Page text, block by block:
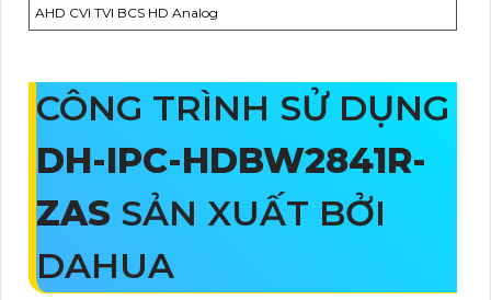
AHD CVI TVI BCS HD Analog
CÔNG TRÌNH SỬ DỤNG
DH-IPC-HDBW2841R-
ZAS SẢN XUẤT BỞI
DAHUA